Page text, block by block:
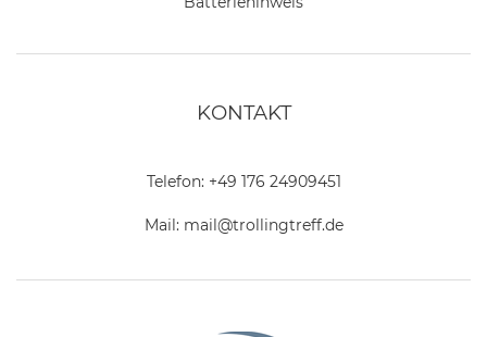
KONTAKT
Telefon: +49 176 24909451
Mail: mail@trollingtreff.de